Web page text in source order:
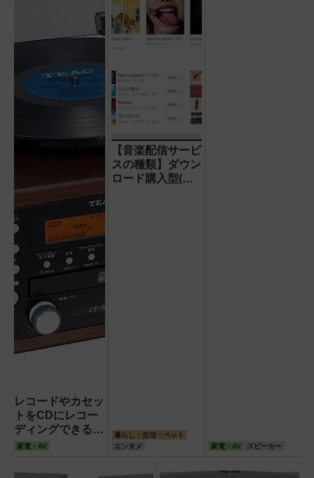
レコードやカセッ
トをCDにレコー
ディングできる一
体型ステレオ「テ
R520」
家電・AV
【音楽配信サービ
スの種類】ダウン
ロード購入型(圧
暮らし・生活・ペット
エンタメ
家電・AV スピーカー